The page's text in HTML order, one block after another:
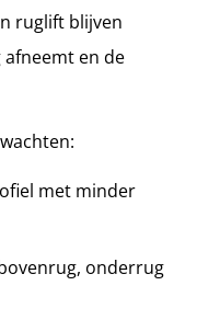
ruglift blijven
en de
met minder
onderrug